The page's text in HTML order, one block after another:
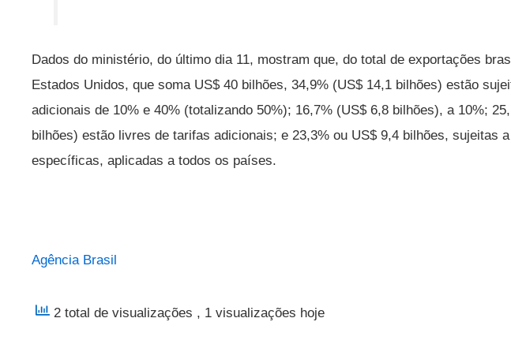
Dados do ministério, do último dia 11, mostram que, do total de exportações
Estados Unidos, que soma US$ 40 bilhões, 34,9% (US$ 14,1 bilhões) estão
adicionais de 10% e 40% (totalizando 50%); 16,7% (US$ 6,8 bilhões), a 10%;
bilhões) estão livres de tarifas adicionais; e 23,3% ou US$ 9,4 bilhões, sujeitas
específicas, aplicadas a todos os países.
Agência Brasil
2 total de visualizações , 1 visualizações hoje